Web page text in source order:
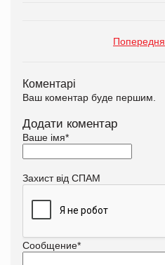
Попередня
Коментарі
Ваш коментар буде першим.
Додати коментар
Ваше імя*
Захист від СПАМ
Сообщение*